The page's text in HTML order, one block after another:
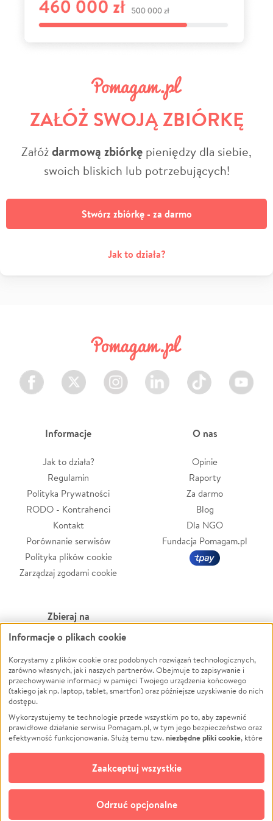
ZAŁÓŻ SWOJĄ ZBIÓRKĘ
Załóżdarmową zbiórkę pieniędzy dla siebie,
swoich bliskich lub potrzebujących!
Stwórz zbiórkę - za darmo
Jak to działa?
Facebook Twitter Instagram LinkedIn TikTok Youtube
Informacje
Jak to działa?
Regulamin
Polityka Prywatności
RODO - Kontrahenci
Kontakt
Porównanie serwisów
Polityka plików cookie
Zarządzaj zgodami cookie
O nas
Opinie
Raporty
Za darmo
Blog
Dla NGO
Fundacja Pomagam.pl
Zbieraj na
Leczenie
Zwierzęta
Pożar
Ukraina
Pomoc Finansowa
Projekty
Pogrzeb
Społeczność lokalna
Kultura
Powódź
Wichura
NGO
Edukacja
Podróż
Impreza
Ochrona środowiska
Biznes
Informacje o plikach cookie
Korzystamy z plików cookie oraz podobnych rozwiązań technologicznych,
zarówno własnych, jak i naszych partnerów. Obejmuje to zapisywanie i
przechowywanie informacji w pamięci Twojego urządzenia końcowego
(takiego jak np. laptop, tablet, smartfon) oraz późniejsze uzyskiwanie do nich
dostępu.
Wykorzystujemy te technologie przede wszystkim po to, aby zapewnić
prawidłowe działanie serwisu Pomagam.pl, w tym jego bezpieczeństwo oraz
efektywność funkcjonowania. Służą temu tzw.niezbędne pliki cookie, które
opcjonalnych plików cookie
technologii do celów analitycznych i retargetingowych. Możesz wyrazić
zgodę na ich stosowanie lub jej odmówić. W dowolnym momencie masz
możliwość zmiany swoich preferencji na stronie „Zarządzaj zgodami cookie”,
do której link znajdziesz w stopce serwisu Pomagam.pl. Opcjonalne pliki
cookie wykorzystywane są w następujących celach:
Odrzuć opcjonalne
Zaakceptuj wszystkie